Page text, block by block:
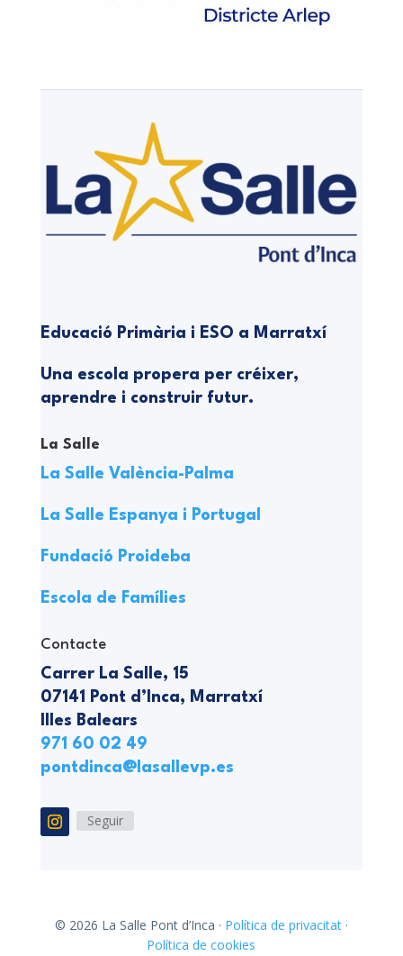
Educació Primària i ESO a Marratxí
Una escola propera per créixer,
aprendre i construir futur.
La Salle
La Salle València-Palma
La Salle Espanya i Portugal
Fundació Proideba
Escola de Famílies
Contacte
Carrer La Salle, 15
07141 Pont d’Inca, Marratxí
Illes Balears
971 60 02 49
pontdinca@lasallevp.es
Seguir
© 2026 La Salle Pont d’Inca · Política de privacitat·
Política de cookies